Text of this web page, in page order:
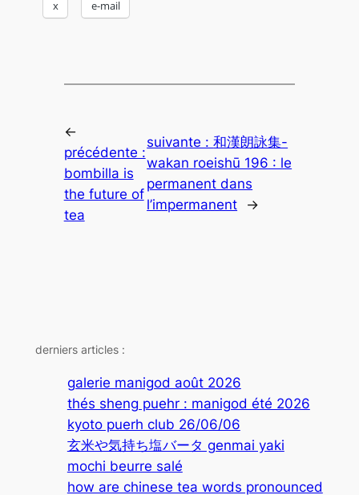
x e-mail
←
précédente :
bombilla is
the future of
tea
suivante :和漢朗詠集-
wakan roeishū 196 : le
permanent dans
l’impermanent
→
derniers articles :
galerie manigod août 2026
thés sheng puehr : manigod été 2026
kyoto puerh club 26/06/06
玄米や気持ち塩バータ genmai yaki
mochi beurre salé
how are chinese tea words pronounced